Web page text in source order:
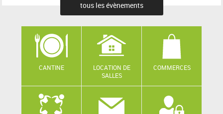
tous les évènements
CANTINE
LOCATION DE
SALLES
COMMERCES